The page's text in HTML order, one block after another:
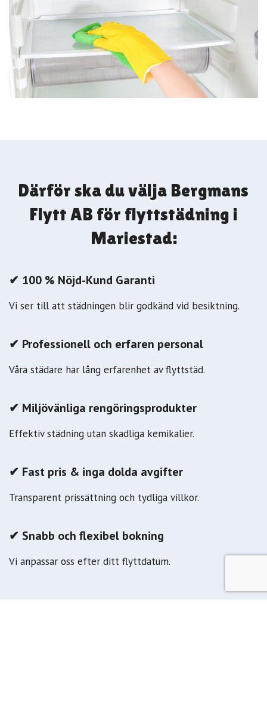
Därför ska du välja Bergmans
Flytt AB för flyttstädning i
Mariestad:
✔ 100 % Nöjd-Kund Garanti
Vi ser till att städningen blir godkänd vid besiktning.
✔ Professionell och erfaren personal
Våra städare har lång erfarenhet av flyttstäd.
✔ Miljövänliga rengöringsprodukter
Effektiv städning utan skadliga kemikalier.
✔ Fast pris & inga dolda avgifter
Transparent prissättning och tydliga villkor.
✔ Snabb och flexibel bokning
Vi anpassar oss efter ditt flyttdatum.